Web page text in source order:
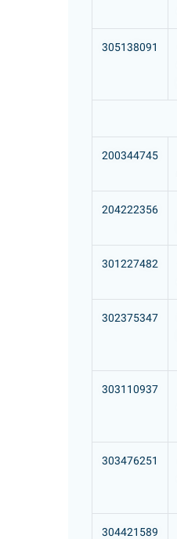
305138091
200344745
204222356
301227482
302375347
303110937
303476251
304421589